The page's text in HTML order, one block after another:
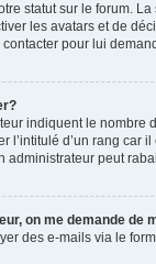
statut sur le forum.
les avatars et de
pour lui
indiquent le
d’un rang car
administrateur peut
on me demande de
des e-mails via le